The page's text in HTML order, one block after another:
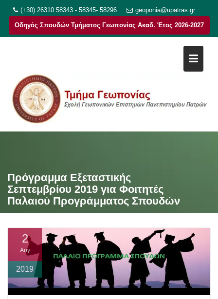
στο
περιεχόμενο
(+30) 26310 58343 - 58345- 58296 geoponia@upatras.gr
Οδηγός Σπουδών Τμήματος Γεωπονίας Ακαδ. Έτος 2026-2027
Πρόγραμμα Εξεταστικής
Σεπτεμβρίου 2019 για Φοιτητές
Παλαιού Προγράμματος Σπουδών
2
Αυγ
2019